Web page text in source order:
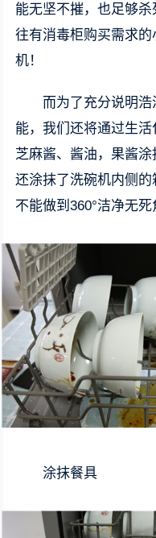
能无坚不摧，也足够
往有消毒柜购买需求
机！
而为了充分说明
能，我们还将通过生活
芝麻酱、酱油，果酱涂
还涂抹了洗碗机内侧
不能做到360°洁净无死
涂抹餐具